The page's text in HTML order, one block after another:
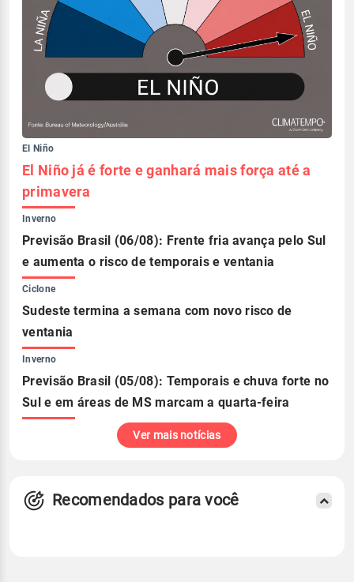
El Niño
El Niño já é forte e ganhará mais força até a
primavera
Inverno
Previsão Brasil (06/08): Frente fria avança pelo Sul
e aumenta o risco de temporais e ventania
Ciclone
Sudeste termina a semana com novo risco de
ventania
Inverno
Previsão Brasil (05/08): Temporais e chuva forte no
Sul e em áreas de MS marcam a quarta-feira
Ver mais notícias
Recomendados para você